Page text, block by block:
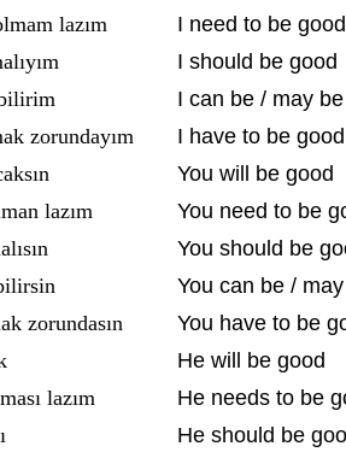
lazım
I need to be good
I should be good
I can be / may
zorundayım
I have to be good
You will be good
lazım
You need to be
You should be
You can be /
zorundasın
You have to be
He will be good
lazım
He needs to be
He should be